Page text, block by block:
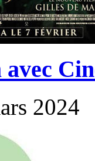
avec
2024